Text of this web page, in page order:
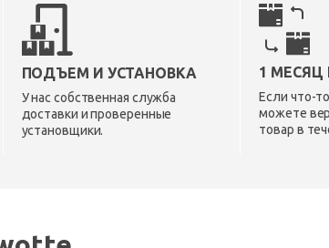
ПОДЪЕМ И УСТАНОВКА
У нас собственная служба
доставки и проверенные
установщики.
1 МЕСЯЦ
Если что-
можете
товар в